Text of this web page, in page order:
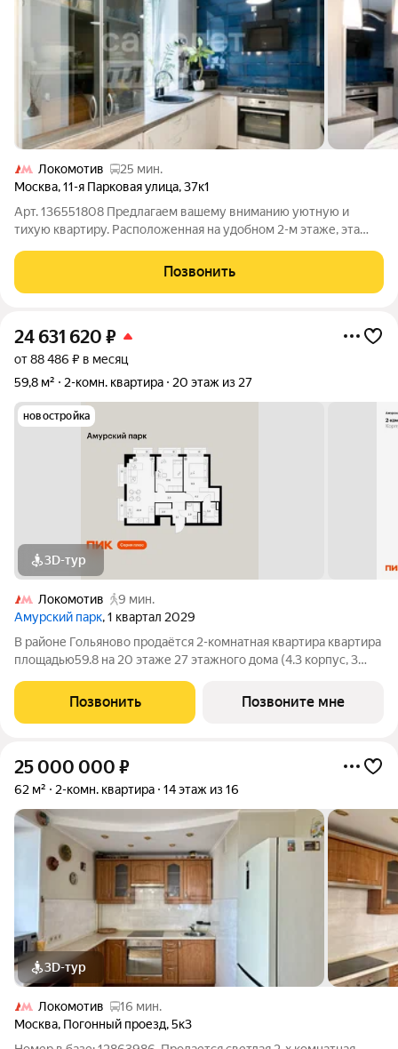
Локомотив
25 мин.
Москва,11-я Парковая улица,37к1
Арт. 136551808 Предлагаем вашему вниманию уютную и
тихую квартиру. Расположенная на удобном 2-м этаже, эта
Наслаждайтесь каждым утром, выходя на балкон с чашечкой
ароматного кофе и любуясь видом на
Позвонить
24 631 620 ₽
от 88 486 ₽ в месяц
59,8 м²
2-комн. квартира 20 этаж из 27
новостройка
3D-тур
Локомотив
9 мин.
Амурский парк, 1 квартал 2029
В районе Гольяново продаётся 2-комнатная квартира квартира
площадью59.8 на 20 этаже 27 этажного дома (4.3 корпус, 3
расположение 10 минут пешком до станции метро
«Черкизовская» и МЦК «Локомотив». 15
Позвонить Позвоните мне
25 000 000 ₽
62 м² 2-комн. квартира 14 этаж из 16
3D-тур
Локомотив
16 мин.
Москва, Погонный проезд,5к3